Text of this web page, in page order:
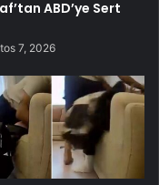
ABD’ye Sert
7, 2026